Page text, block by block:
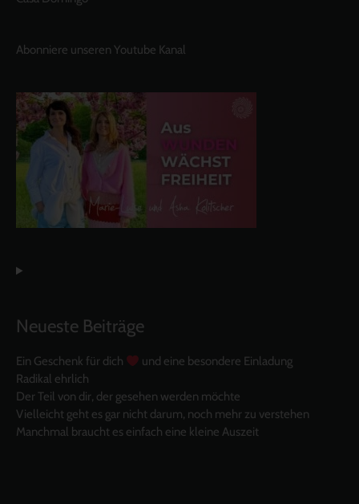
Abonniere unseren Youtube Kanal
Neueste Beiträge
Ein Geschenk für dich
und eine besondere Einladung
Radikal ehrlich
Der Teil von dir, der gesehen werden möchte
Vielleicht geht es gar nicht darum, noch mehr zu verstehen
Manchmal braucht es einfach eine kleine Auszeit